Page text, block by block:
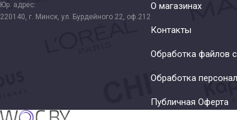
Юр. адрес:
220140, г. Минск, ул. Бурдейного 22, оф.212
О магазинах
Контакты
Обработка файлов
Обработка
Публичная Оферта